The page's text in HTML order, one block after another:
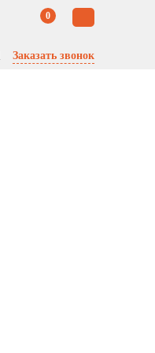
0
Заказать звонок